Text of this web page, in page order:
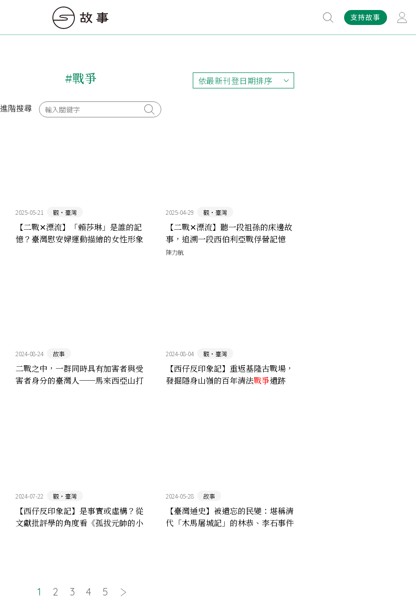
支持故事
#戰爭 依最新刊登日期排序
依最新刊登日期排序
進階搜尋
2025-05-21 觀‧臺灣
【二戰✕漂流】「賴莎琳」是誰的記
憶？臺灣慰安婦運動描繪的女性形象
2025-04-29 觀‧臺灣
【二戰✕漂流】聽一段祖孫的床邊故
事，追溯一段西伯利亞戰俘營記憶
陳力航
2024-08-24 故事
二戰之中，一群同時具有加害者與受
害者身分的臺灣人──馬來西亞山打
2024-08-04 觀‧臺灣
【西仔反印象記】重返基隆古戰場，
發掘隱身山嶺的百年清法戰爭遺跡
2024-07-22 觀‧臺灣
【西仔反印象記】是事實或虛構？從
文獻批評學的角度看《孤拔元帥的小
2024-05-28 故事
【臺灣通史】被遺忘的民變：堪稱清
代「木馬屠城記」的林恭、李石事件
1 2 3 4 5